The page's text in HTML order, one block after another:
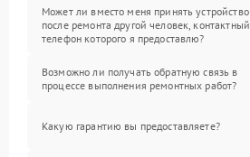
Может ли вместо меня принять устройство
после ремонта другой человек, контактный
телефон которого я предоставлю?
Возможно ли получать обратную связь в
процессе выполнения ремонтных работ?
Какую гарантию вы предоставляете?